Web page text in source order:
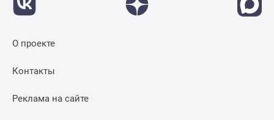
О проекте
Контакты
Реклама на сайте